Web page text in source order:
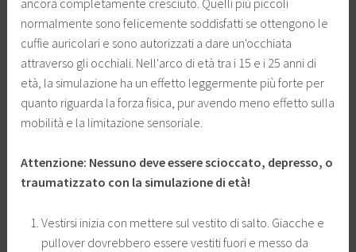
normalmente sono felicemente soddisfatti se ottengono le
cuffie auricolari e sono autorizzati a dare un'occhiata
attraverso gli occhiali. Nell'arco di età tra i 15 e i 25 anni di
età, la simulazione ha un effetto leggermente più forte per
quanto riguarda la forza fisica, pur avendo meno effetto sulla
mobilità e la limitazione sensoriale.
Attenzione: Nessuno deve essere scioccato, depresso, o
traumatizzato con la simulazione di età!
Vestirsi inizia con mettere sul vestito di salto. Giacche e
pullover dovrebbero essere vestiti fuori e messo da